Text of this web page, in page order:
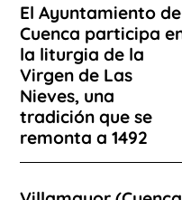
El Ayuntamiento de
Cuenca participa
la liturgia de la
Virgen de Las
Nieves, una
tradición que se
remonta a 1492